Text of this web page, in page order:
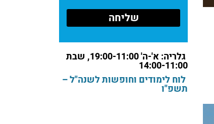
גלריה: א'-ה' 19:00-11:00, שבת
14:00-11:00
לוח לימודים וחופשות לשנה"ל –
תשפ"ו